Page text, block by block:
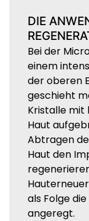
DIE
Bei der
einem
der oberen
geschieht
Kristalle mit
Haut
Abtragen
Haut den
als Folge
angeregt.